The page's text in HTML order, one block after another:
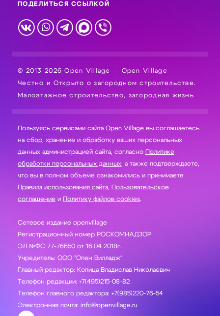
ПОДЕЛИТЬСЯ ССЫЛКОЙ
© 2013-2026 Open Village — Open Village
Честно и Открыто о загородном строительстве.
Малоэтажное строительство, загородная жизнь
Пользуясь сервисами сайта Open Village вы соглашаетесь
на сбор, хранение и обработку ваших персональных
данных администрацией сайта, согласно Политике
обработки персональных данных, а также подтверждаете,
что вы в полном объеме ознакомились и принимаете
Правила использования сайта, Пользовательское
соглашение и Политику файлов cookies.
Сетевое издание openvillage
Регистрационный номер РОСКОМНАДЗОР
ЭЛ №ФС 77-76650 от 16.04 2018г.
Учредитель: ООО "Опен Вилладж"
Главный редактор: Копица Владислав Николаевич
Телефон редакции: +7(495)215-08-82
Телефон главного редактора: +7(985)220-76-54
Электронная почта: info@openvillage.ru